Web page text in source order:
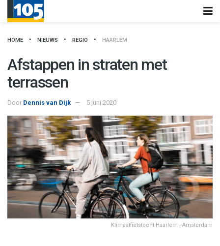
HOME NIEUWS REGIO HAARLEM
Afstappen in straten met
terrassen
Door Dennis van Dijk 5 juni 2020
Klimaatfietstocht Haarlem - Amsterdam